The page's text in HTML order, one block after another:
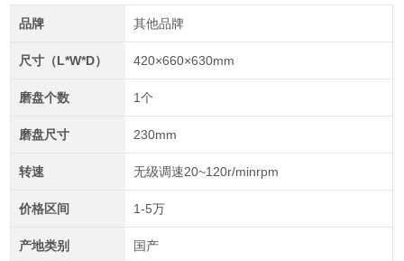
品牌 其他品牌
尺寸（L*W*D） 420×660×630mm
磨盘个数 1个
磨盘尺寸 230mm
转速 无级调速20~120r/minrpm
价格区间 1-5万
产地类别 国产